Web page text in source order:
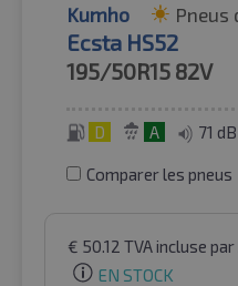
Kumho Pneus
Ecsta HS52
195/50R15 82V
D A 71 dB
Comparer les pneus
€ 50.12 TVA incluse par
EN STOCK